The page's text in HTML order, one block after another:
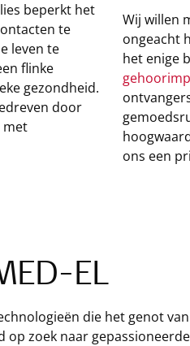
beperkt het
te
leven te
flinke
gezondheid.
door
met
Wij willen
ongeacht
het enige
ons een
EL
die het genot
op zoek naar